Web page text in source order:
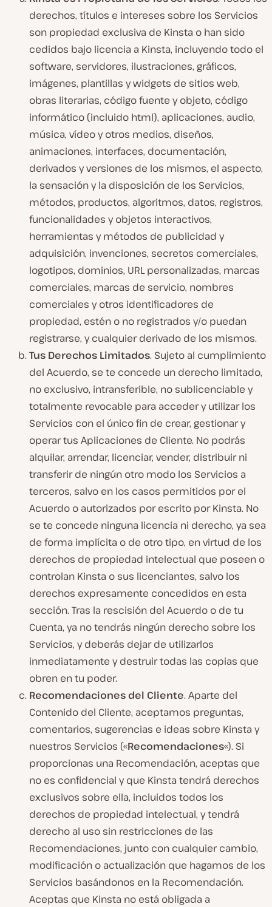
derechos, títulos e intereses sobre los Servicios
son propiedad exclusiva de Kinsta o han sido
cedidos bajo licencia a Kinsta, incluyendo todo el
software, servidores, ilustraciones, gráficos,
imágenes, plantillas y widgets de sitios web,
obras literarias, código fuente y objeto, código
informático (incluido html), aplicaciones, audio,
música, vídeo y otros medios, diseños,
animaciones, interfaces, documentación,
derivados y versiones de los mismos, el aspecto,
la sensación y la disposición de los Servicios,
métodos, productos, algoritmos, datos, registros,
funcionalidades y objetos interactivos,
herramientas y métodos de publicidad y
adquisición, invenciones, secretos comerciales,
logotipos, dominios, URL personalizadas, marcas
comerciales, marcas de servicio, nombres
comerciales y otros identificadores de
propiedad, estén o no registrados y/o puedan
registrarse, y cualquier derivado de los mismos.
Tus Derechos Limitados. Sujeto al cumplimiento
del Acuerdo, se te concede un derecho limitado,
no exclusivo, intransferible, no sublicenciable y
totalmente revocable para acceder y utilizar los
Servicios con el único fin de crear, gestionar y
operar tus Aplicaciones de Cliente. No podrás
alquilar, arrendar, licenciar, vender, distribuir ni
transferir de ningún otro modo los Servicios a
terceros, salvo en los casos permitidos por el
Acuerdo o autorizados por escrito por Kinsta. No
se te concede ninguna licencia ni derecho, ya sea
de forma implícita o de otro tipo, en virtud de los
derechos de propiedad intelectual que poseen o
controlan Kinsta o sus licenciantes, salvo los
derechos expresamente concedidos en esta
sección. Tras la rescisión del Acuerdo o de tu
Cuenta, ya no tendrás ningún derecho sobre los
Servicios, y deberás dejar de utilizarlos
inmediatamente y destruir todas las copias que
obren en tu poder.
Recomendaciones del Cliente. Aparte del
Contenido del Cliente, aceptamos preguntas,
comentarios, sugerencias e ideas sobre Kinsta y
nuestros Servicios («Recomendaciones«). Si
proporcionas una Recomendación, aceptas que
no es confidencial y que Kinsta tendrá derechos
exclusivos sobre ella, incluidos todos los
derechos de propiedad intelectual, y tendrá
derecho al uso sin restricciones de las
Recomendaciones, junto con cualquier cambio,
modificación o actualización que hagamos de los
Servicios basándonos en la Recomendación.
Aceptas que Kinsta no está obligada a